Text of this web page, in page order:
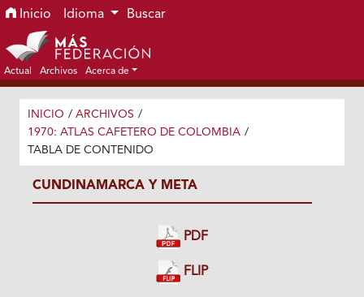
Ir al menú de navegación principal
Ir al contenido principal
Ir al pie de página del sitio
Inicio Idioma Buscar
Actual Archivos Acerca de
INICIO / ARCHIVOS /
1970: ATLAS CAFETERO DE COLOMBIA /
TABLA DE CONTENIDO
CUNDINAMARCA Y META
PDF
FLIP